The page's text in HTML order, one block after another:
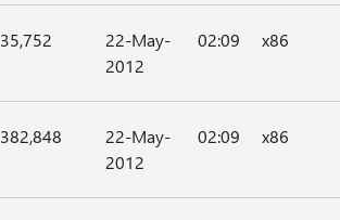
35,752
22-May-
2012
02:09 x86
382,848
22-May-
2012
02:09 x86